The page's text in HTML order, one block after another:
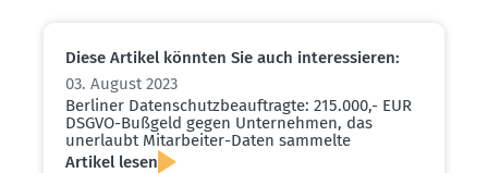
Diese Artikel könnten Sie auch inter­es­sieren:
03. August 2023
Berliner Daten­schutz­be­auf­tragte: 215.000,- EUR
DSGVO-Bußgeld gegen Unter­nehmen, das
unerlaubt Mitar­beiter-Daten sammelte
Artikel lesen